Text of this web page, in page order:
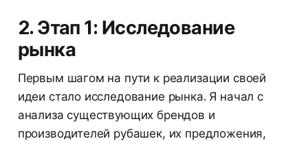
2. Этап 1: Исследование
рынка
Первым шагом на пути к реализации своей
идеи стало исследование рынка. Я начал с
анализа существующих брендов и
производителей рубашек, их предложения,